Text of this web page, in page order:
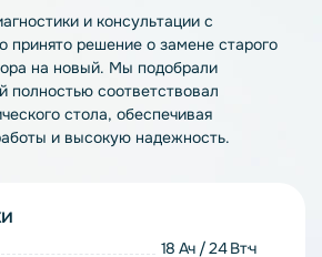
и консультации с
принято решение о замене старого
на новый. Мы подобрали
полностью соответствовал
стола, обеспечивая
и высокую надежность.
18 Ач / 24 Вт·ч